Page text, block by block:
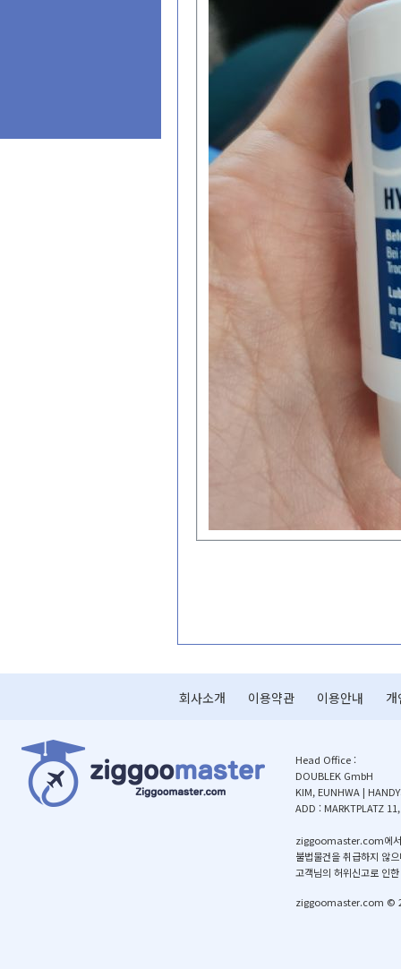
회사소개 이용약관 이용안내
HeadOffice:
DOUBLEKGmbH
ziggoomaster.com에서
불법물건을취급하지않
고객님의허위신고로인